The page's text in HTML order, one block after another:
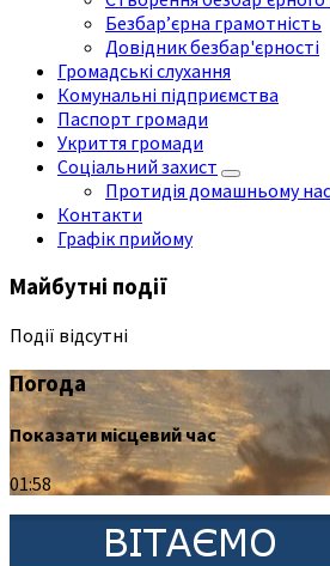
Безбар’єрна грамотність
Довідник безбар'єрності
Громадські слухання
Комунальні підприємства
Паспорт громади
Укриття громади
Соціальний захист
Протидія домашньому
Контакти
Графік прийому
Майбутні події
Події відсутні
Погода
Показати місцевий час
01:58